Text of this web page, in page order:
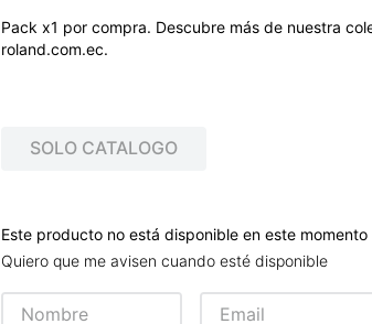
Pack x1 por compra. Descubre más de nuestra
roland.com.ec.
SOLO CATALOGO
Este producto no está disponible en este momento
Quiero que me avisen cuando esté disponible